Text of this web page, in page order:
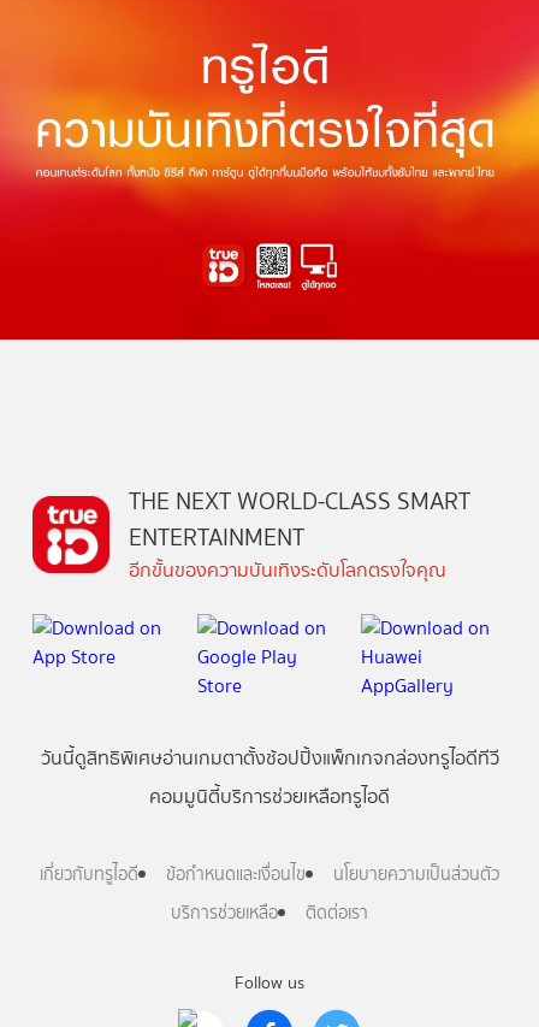
Follow us
THE NEXT WORLD-CLASS SMART
ENTERTAINMENT
อีกขั้นของความบันเทิงระดับโลกตรงใจคุณ
วันนี้ดูสิทธิพิเศษอ่านเกมตาตั้งช้อปปิ้งแพ็กเกจกล่องทรูไอดีทีวี
คอมมูนิตี้บริการช่วยเหลือทรูไอดี
เกี่ยวกับทรูไอดี ข้อกำหนดและเงื่อนไข
นโยบายความเป็นส่วนตัว
บริการช่วยเหลือ
ติดต่อเรา